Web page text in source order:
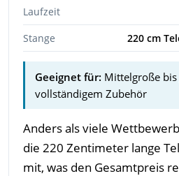
Laufzeit
Stange
220 cm
Geeignet für: Mittelgroße
vollständigem Zubehör
Anders als viele
die 220 Zentimeter lange
mit, was den Gesamtpreis